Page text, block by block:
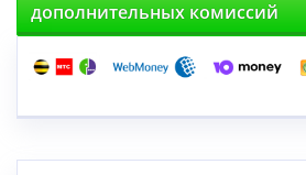
дополнительных комиссий